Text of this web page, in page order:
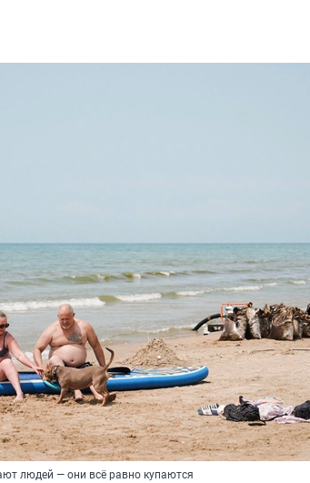
людей — они всё равно купаются